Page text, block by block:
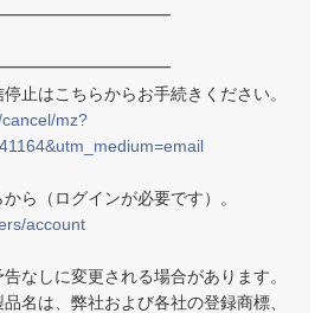
止はこちらからお手続きください。
mz?
ら（ログインが必要です）。
account
なしに変更される場合があります。
名は、弊社および各社の登録商標、